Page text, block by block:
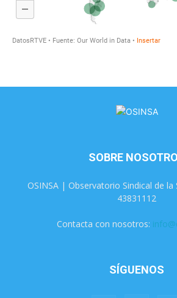
SOBRE
OSINSA | Observatorio Sindical de la
43831112
Contacta con nosotros:
SÍGUENOS